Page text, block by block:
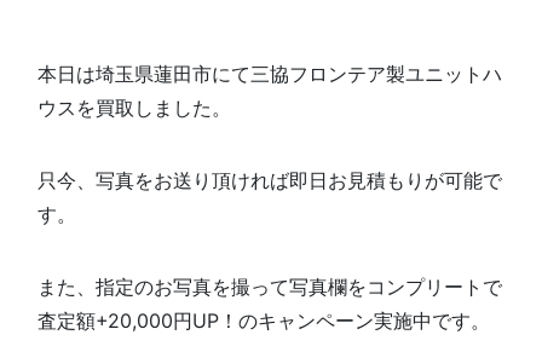
本日は埼玉県蓮田市にて三協フロンテア製ユニットハ
ウスを買取しました。
只今、写真をお送り頂ければ即日お見積もりが可能で
す。
また、指定のお写真を撮って写真欄をコンプリートで
査定額+20,000円UP！のキャンペーン実施中です。